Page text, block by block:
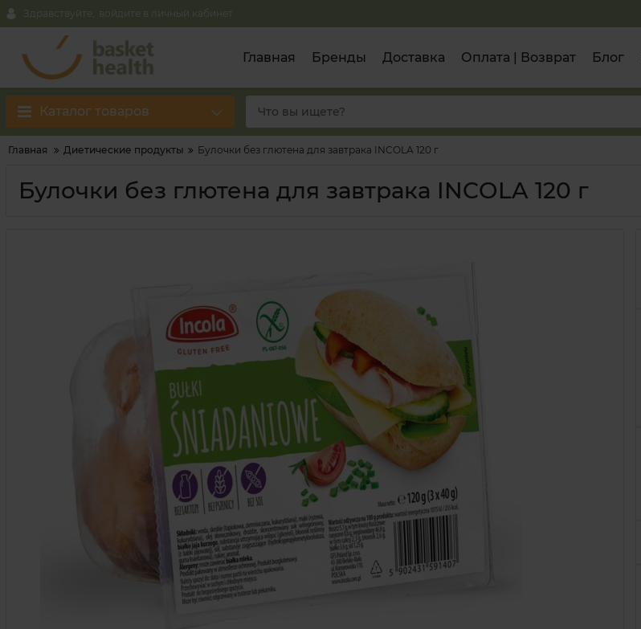
Здравствуйте, войдите в личный кабинет
Главная Бренды Доставка Оплата | Возврат Блог
Каталог товаров
Главная Диетические продукты Булочки без глютена для завтрака INCOLA 120 г
Булочки без глютена для завтрака INCOLA 120 г